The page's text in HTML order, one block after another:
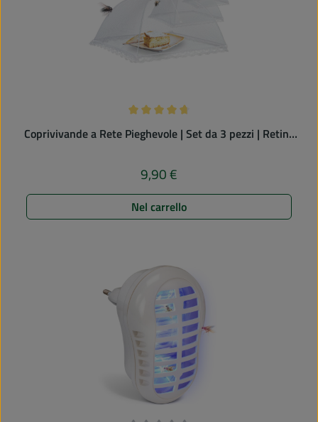
Valutazione media di 4.75 su 5 stelle
Coprivivande a Rete Pieghevole | Set da 3 pezzi | Retina
Prezzo normale:
9,90 €
Nel carrello